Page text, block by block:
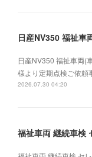
日産NV350 福祉車両(
様より定期点検ご依頼
2026.07.30 04:20